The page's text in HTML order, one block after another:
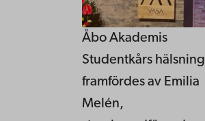
Åbo Akademis
Studentkårs hälsning
framfördes av Emilia
Melén,